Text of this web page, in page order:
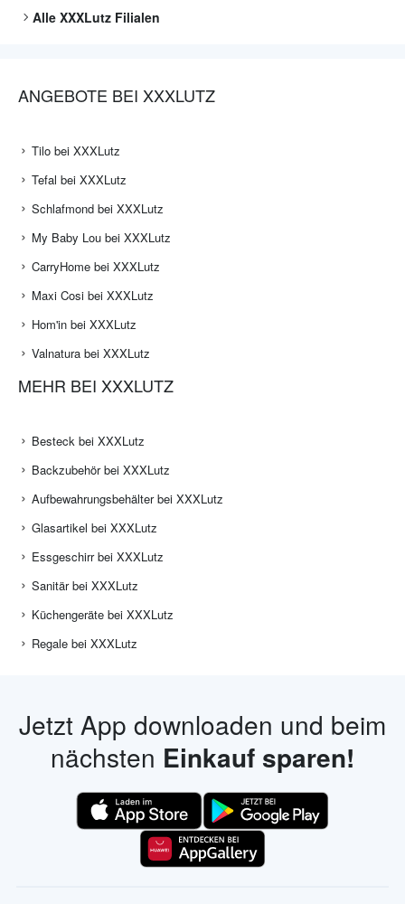
Alle XXXLutz Filialen
ANGEBOTE BEI XXXLUTZ
Tilo bei XXXLutz
Tefal bei XXXLutz
Schlafmond bei XXXLutz
My Baby Lou bei XXXLutz
CarryHome bei XXXLutz
Maxi Cosi bei XXXLutz
Hom'in bei XXXLutz
Valnatura bei XXXLutz
MEHR BEI XXXLUTZ
Besteck bei XXXLutz
Backzubehör bei XXXLutz
Aufbewahrungsbehälter bei XXXLutz
Glasartikel bei XXXLutz
Essgeschirr bei XXXLutz
Sanitär bei XXXLutz
Küchengeräte bei XXXLutz
Regale bei XXXLutz
Jetzt App downloaden und beim
nächsten Einkauf sparen!